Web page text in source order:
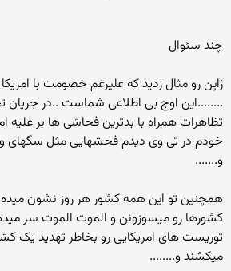
چند سئوال
ژاپن رو مثال زدید که علیرغم خصومت با
........این اوج بی اطلاعی شماست ..در جریان
تظاهرات همراه با بدترین فحاشی ها بر علیه
خودم در تی وی دیدم فحشهایی مثل سگهای
و.......
همچنین تو این همه کشور هر روز نشون میده
کشورها رو میسوزونن و الموت الموت سر
توریست های امریکایی رو بخاطر تهدید یک
میکشند و........